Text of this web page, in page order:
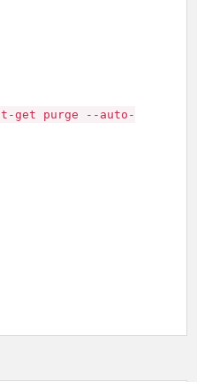
get purge --auto-